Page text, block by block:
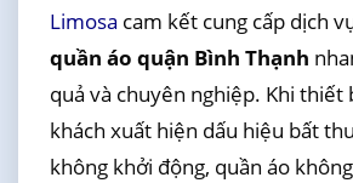
Limosa cam kết cung cấp dịch
quần áo quận Bình Thạnh
quả và chuyên nghiệp. Khi thiết
khách xuất hiện dấu hiệu bất
không khởi động, quần áo